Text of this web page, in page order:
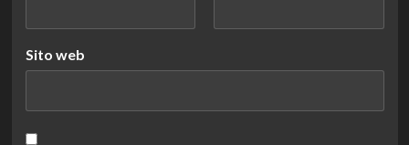
Sito web